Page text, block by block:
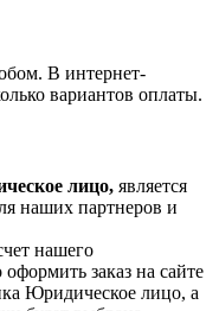
В интернет-
вариантов оплаты.
лицо, является
наших партнеров и
нашего
заказ на сайте
Юридическое лицо, а